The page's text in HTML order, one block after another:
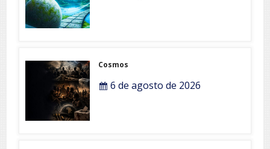
Cosmos
6 de agosto de 2026